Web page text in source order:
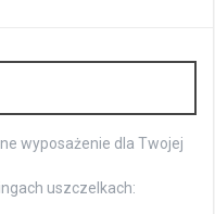
wyposażenie dla Twojej
uszczelkach: